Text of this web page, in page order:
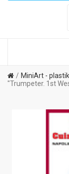
MiniArt -
"Trumpeter. 1st